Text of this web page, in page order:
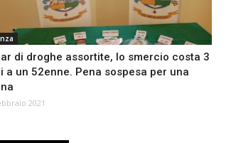
di droghe assortite, lo smercio costa 3
a un 52enne. Pena sospesa per una
2021